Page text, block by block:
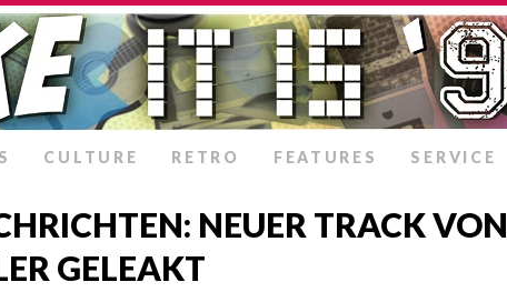
CULTURE RETRO FEATURES SERVICE
NEUER TRACK VON
GELEAKT